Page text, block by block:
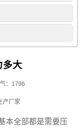
多大
：1796
产厂家
全部都是需要压